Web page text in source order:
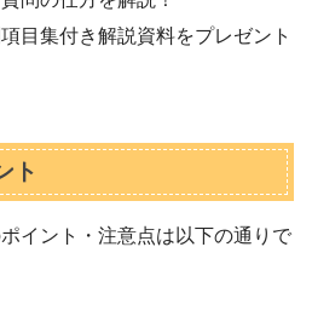
目集付き解説資料をプレゼント
ト
イント・注意点は以下の通りで